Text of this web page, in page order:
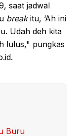
saat jadwal
breakitu, ‘Ah ini
Udah deh kita
lulus," pungkas
Buru